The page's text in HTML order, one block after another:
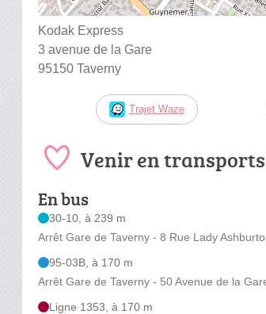
Kodak Express
3 avenue de la Gare
95150 Taverny
Trajet Waze
Venir en
En bus
30-10, à 239 m
Arrêt Gare de Taverny - 8 Rue Lady
95-03B, à 170 m
Arrêt Gare de Taverny - 50 Avenue de la
Ligne 1353, à 170 m